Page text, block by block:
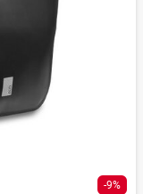
-9%